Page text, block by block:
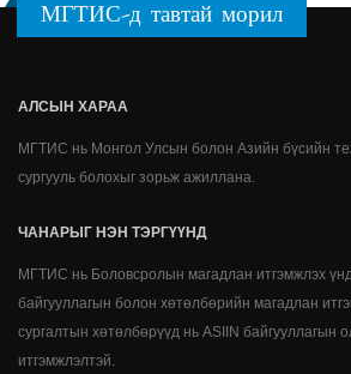
МГТИС-д тавтай морил
АЛСЫН ХАРАА
МГТИС нь Монгол Улсын болон Азийн бүсийн
сургууль болохыг зорьж ажиллана.
ЧАНАРЫГ НЭН ТЭРГҮҮНД
МГТИС нь Боловсролын магадлан итгэмжлэх
байгууллагын болон хөтөлбөрийн магадлан
сургалтын хөтөлбөрүүд нь ASIIN байгууллагын
итгэмжлэлтэй.